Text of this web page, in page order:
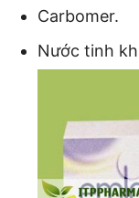
Carbomer.
Nước tinh